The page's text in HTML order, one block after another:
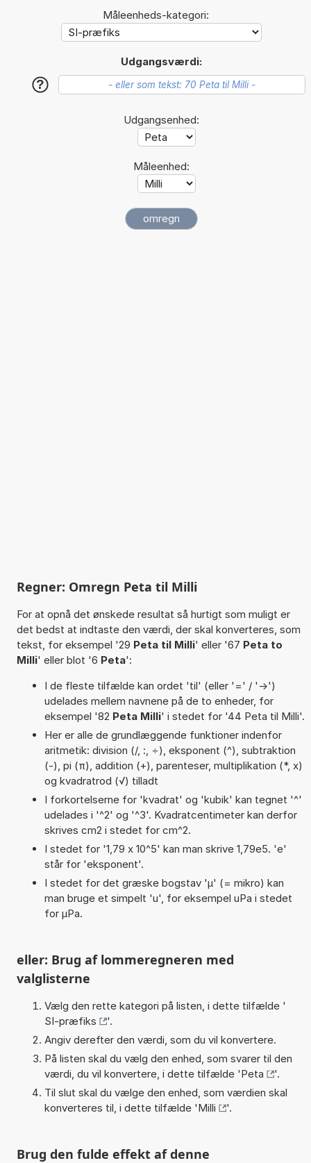
Måleenheds-kategori:
Udgangsværdi:
?
Udgangsenhed:
Måleenhed:
Regner: Omregn Peta til Milli
For at opnå det ønskede resultat så hurtigt som muligt er
det bedst at indtaste den værdi, der skal konverteres, som
tekst, for eksempel '29 Peta til Milli' eller '67 Peta to
Milli' eller blot '6 Peta':
I de fleste tilfælde kan ordet 'til' (eller '=' / '->')
udelades mellem navnene på de to enheder, for
eksempel '82 Peta Milli' i stedet for '44 Peta til Milli'.
Her er alle de grundlæggende funktioner indenfor
aritmetik: division (/, :, ÷), eksponent (^), subtraktion
(-), pi (π), addition (+), parenteser, multiplikation (*, x)
og kvadratrod (√) tilladt
I forkortelserne for 'kvadrat' og 'kubik' kan tegnet '^'
udelades i '^2' og '^3'. Kvadratcentimeter kan derfor
skrives cm2 i stedet for cm^2.
I stedet for '1,79 x 10^5' kan man skrive 1,79e5. 'e'
står for 'eksponent'.
I stedet for det græske bogstav 'µ' (= mikro) kan
man bruge et simpelt 'u', for eksempel uPa i stedet
for µPa.
eller: Brug af lommeregneren med
valglisterne
Vælg den rette kategori på listen, i dette tilfælde '
SI-præfiks
'.
Angiv derefter den værdi, som du vil konvertere.
På listen skal du vælg den enhed, som svarer til den
værdi, du vil konvertere, i dette tilfælde 'Peta
'.
Til slut skal du vælge den enhed, som værdien skal
konverteres til, i dette tilfælde 'Milli '.
Brug den fulde effekt af denne